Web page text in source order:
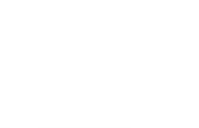
冷感×
ばず使
の方に
臭ワキ
せん。